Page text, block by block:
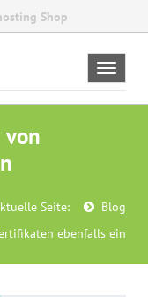
Shop
Toggle
von
Seite:
Blog
ebenfalls ein